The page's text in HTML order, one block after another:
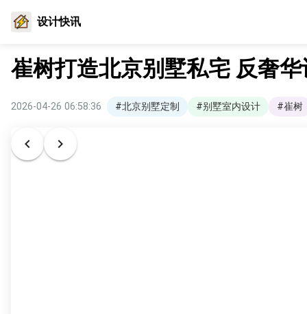
设计快讯
崔树打造北京别墅私宅 反奢
2026-04-26 06:58:36 #北京别墅定制 #别墅室内设计 #崔树